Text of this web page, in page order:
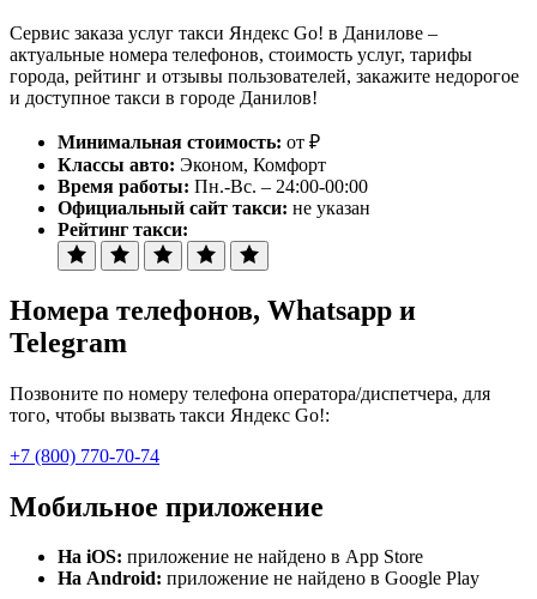
Сервис заказа услуг такси Яндекс Go! в Данилове –
актуальные номера телефонов, стоимость услуг, тарифы
города, рейтинг и отзывы пользователей, закажите недорогое
и доступное такси в городе Данилов!
Минимальная стоимость: от ₽
Классы авто: Эконом, Комфорт
Время работы: Пн.-Вс. – 24:00-00:00
Официальный сайт такси: не указан
Рейтинг такси:
Номера телефонов, Whatsapp и
Telegram
Позвоните по номеру телефона оператора/диспетчера, для
того, чтобы вызвать такси Яндекс Go!:
+7 (800) 770-70-74
Мобильное приложение
На iOS: приложение не найдено в App Store
На Android: приложение не найдено в Google Play